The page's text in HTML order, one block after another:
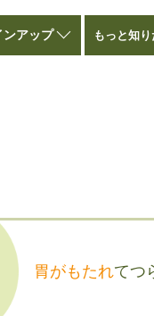
ンアップ もっと知
胃がもたれてつ